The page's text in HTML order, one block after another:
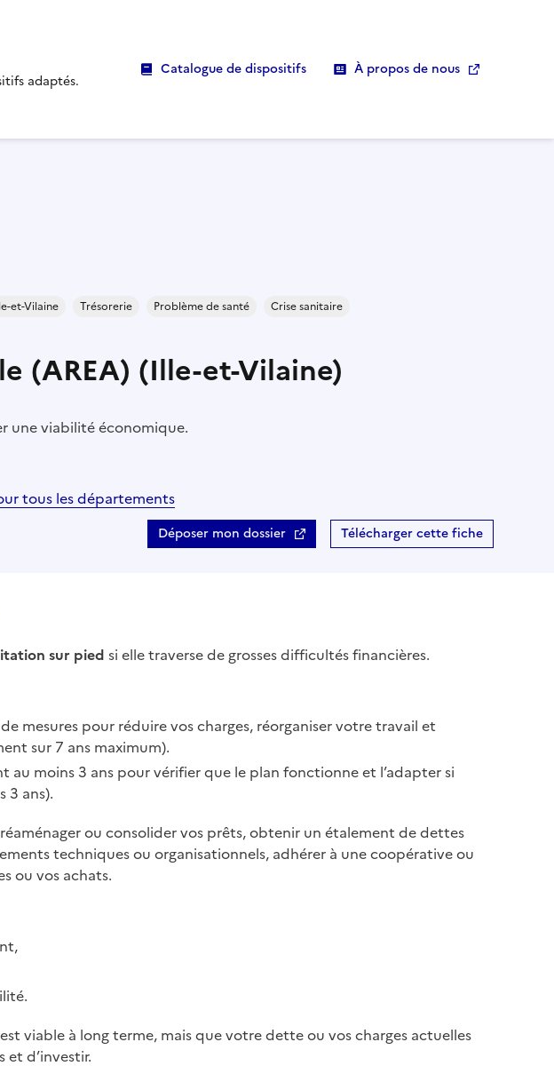
adaptés.
Catalogue de dispositifs À propos de nous
et-Vilaine Trésorerie Problème de santé Crise sanitaire
(AREA) (Ille-et-Vilaine)
une viabilité économique.
tous les départements
Déposer mon dossier Télécharger cette fiche
sur pied si elle traverse de grosses difficultés financières.
mesures pour réduire vos charges, réorganiser votre travail et
sur 7 ans maximum).
moins 3 ans pour vérifier que le plan fonctionne et l’adapter si
3 ans).
ou consolider vos prêts, obtenir un étalement de dettes
techniques ou organisationnels, adhérer à une coopérative ou
ou vos achats.
viable à long terme, mais que votre dette ou vos charges actuelles
et d’investir.